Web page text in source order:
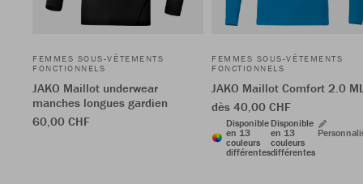
FEMMES SOUS-VÊTEMENTS
FONCTIONNELS
JAKO Maillot underwear
manches longues gardien
60,00 CHF
FEMMES SOUS-VÊTEMENTS
FONCTIONNELS
JAKO Maillot Comfort 2.0
dès 40,00 CHF
Disponible
en 13
couleurs
différentes
Disponible
en 13
couleurs
différentes